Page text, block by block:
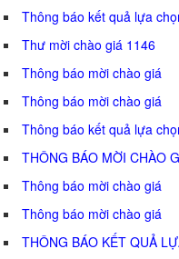
Thông báo kết quả lựa
Thư mời chào giá 1146
Thông báo mời chào giá
Thông báo mời chào giá
Thông báo kết quả lựa
THÔNG BÁO MỜI CHÀO
Thông báo mời chào giá
Thông báo mời chào giá
THÔNG BÁO KẾT QUẢ